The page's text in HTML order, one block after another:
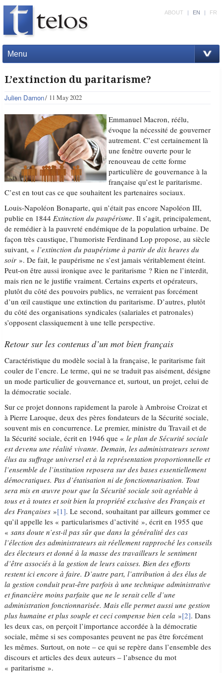
Menu
ABOUT | EN | FR
L’extinction du paritarisme?
Julien Damon 11 May 2022
Emmanuel Macron, réélu,
évoque la nécessité de gouverner
autrement. C’est certainement là
une fenêtre ouverte pour le
renouveau de cette forme
particulière de gouvernance à la
française qu’est le paritarisme.
C’est en tout cas ce que souhaitent les partenaires sociaux.
Louis-Napoléon Bonaparte, qui n’était pas encore Napoléon III,
publie en 1844Extinction du paupérisme. Il s’agit, principalement,
de remédier à la pauvreté endémique de la population urbaine. De
façon très caustique, l’humoriste Ferdinand Lop propose, au siècle
suivant, «l’extinction du paupérisme à partir de dix heures du
soir ». De fait, le paupérisme ne s’est jamais véritablement éteint.
Peut-on être aussi ironique avec le paritarisme ? Rien ne l’interdit,
mais rien ne le justifie vraiment. Certains experts et opérateurs,
plutôt du côté des pouvoirs publics, ne verraient pas forcément
d’un œil caustique une extinction du paritarisme. D’autres, plutôt
du côté des organisations syndicales (salariales et patronales)
s’opposent classiquement à une telle perspective.
Retour sur les contenus d’un mot bien français
Caractéristique du modèle social à la française, le paritarisme fait
couler de l’encre. Le terme, qui ne se traduit pas aisément, désigne
un mode particulier de gouvernance et, surtout, un projet, celui de
la démocratie sociale.
Sur ce projet donnons rapidement la parole à Ambroise Croizat et
à Pierre Laroque, deux des pères fondateurs de la Sécurité sociale,
souvent mis en concurrence. Le premier, ministre du Travail et de
la Sécurité sociale, écrit en 1946 que «le plan de Sécurité sociale
est devenu une réalité vivante. Demain, les administrateurs seront
élus au suffrage universel et à la représentation proportionnelle et
l’ensemble de l’institution reposera sur des bases essentiellement
démocratiques. Pas d’étatisation ni de fonctionnarisation. Tout
sera mis en œuvre pour que la Sécurité sociale soit agréable à
tous et à toutes et soit bien la propriété exclusive des Français et
des Françaises »[1]. Le second, souhaitant par ailleurs gommer ce
qu’il appelle les « particularismes d’activité », écrit en 1955 que
«sans doute n’est-il pas sûr que dans la généralité des cas
l’élection des administrateurs ait réellement rapproché les conseils
des électeurs et donné à la masse des travailleurs le sentiment
d’être associés à la gestion de leurs caisses. Bien des efforts
restent ici encore à faire. D’autre part, l’attribution à des élus de
la gestion conduit peut-être parfois à une technique administrative
et financière moins parfaite que ne le serait celle d’une
administration fonctionnarisée. Mais elle permet aussi une gestion
plus humaine et plus souple et ceci compense bien cela »[2]. Dans
les deux cas, on perçoit l’importance accordée à la démocratie
sociale, même si ses composantes peuvent ne pas être forcément
les mêmes. Surtout, on note – ce qui se repère dans l’ensemble des
discours et articles des deux auteurs – l’absence du mot
« paritarisme ».